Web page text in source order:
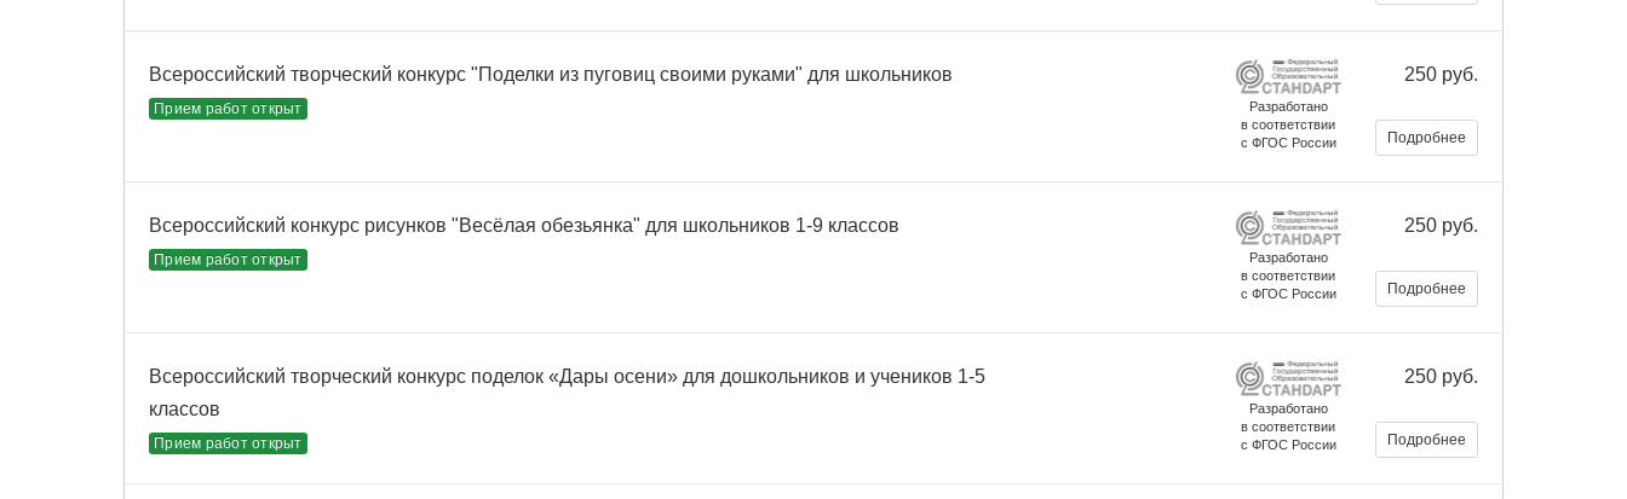
Всероссийский творческий конкурс "Поделки из пуговиц своими руками" для школьников
Прием работ открыт
Разработано
в соответствии
с ФГОС России
250 руб.
Подробнее
Всероссийский конкурс рисунков "Весёлая обезьянка" для школьников 1-9 классов
Прием работ открыт
Разработано
в соответствии
с ФГОС России
250 руб.
Подробнее
Всероссийский творческий конкурс поделок «Дары осени» для дошкольников и учеников 1-5
классов
Прием работ открыт
Разработано
в соответствии
с ФГОС России
250 руб.
Подробнее